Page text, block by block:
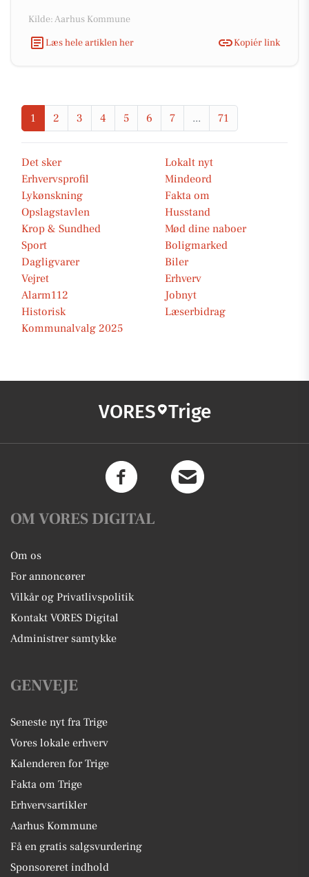
Kilde: Aarhus Kommune
Læs hele artiklen her
Kopiér link
1 2 3 4 5 6 7 ... 71
Det sker
Lokalt nyt
Erhvervsprofil
Mindeord
Lykønskning
Fakta om
Opslagstavlen
Husstand
Krop & Sundhed
Mød dine naboer
Sport
Boligmarked
Dagligvarer
Biler
Vejret
Erhverv
Alarm112
Jobnyt
Historisk
Læserbidrag
Kommunalvalg 2025
VORES Trige
OM VORES DIGITAL
Om os
For annoncører
Vilkår og Privatlivspolitik
Kontakt VORES Digital
Administrer samtykke
GENVEJE
Seneste nyt fra Trige
Vores lokale erhverv
Kalenderen for Trige
Fakta om Trige
Erhvervsartikler
Aarhus Kommune
Få en gratis salgsvurdering
Sponsoreret indhold